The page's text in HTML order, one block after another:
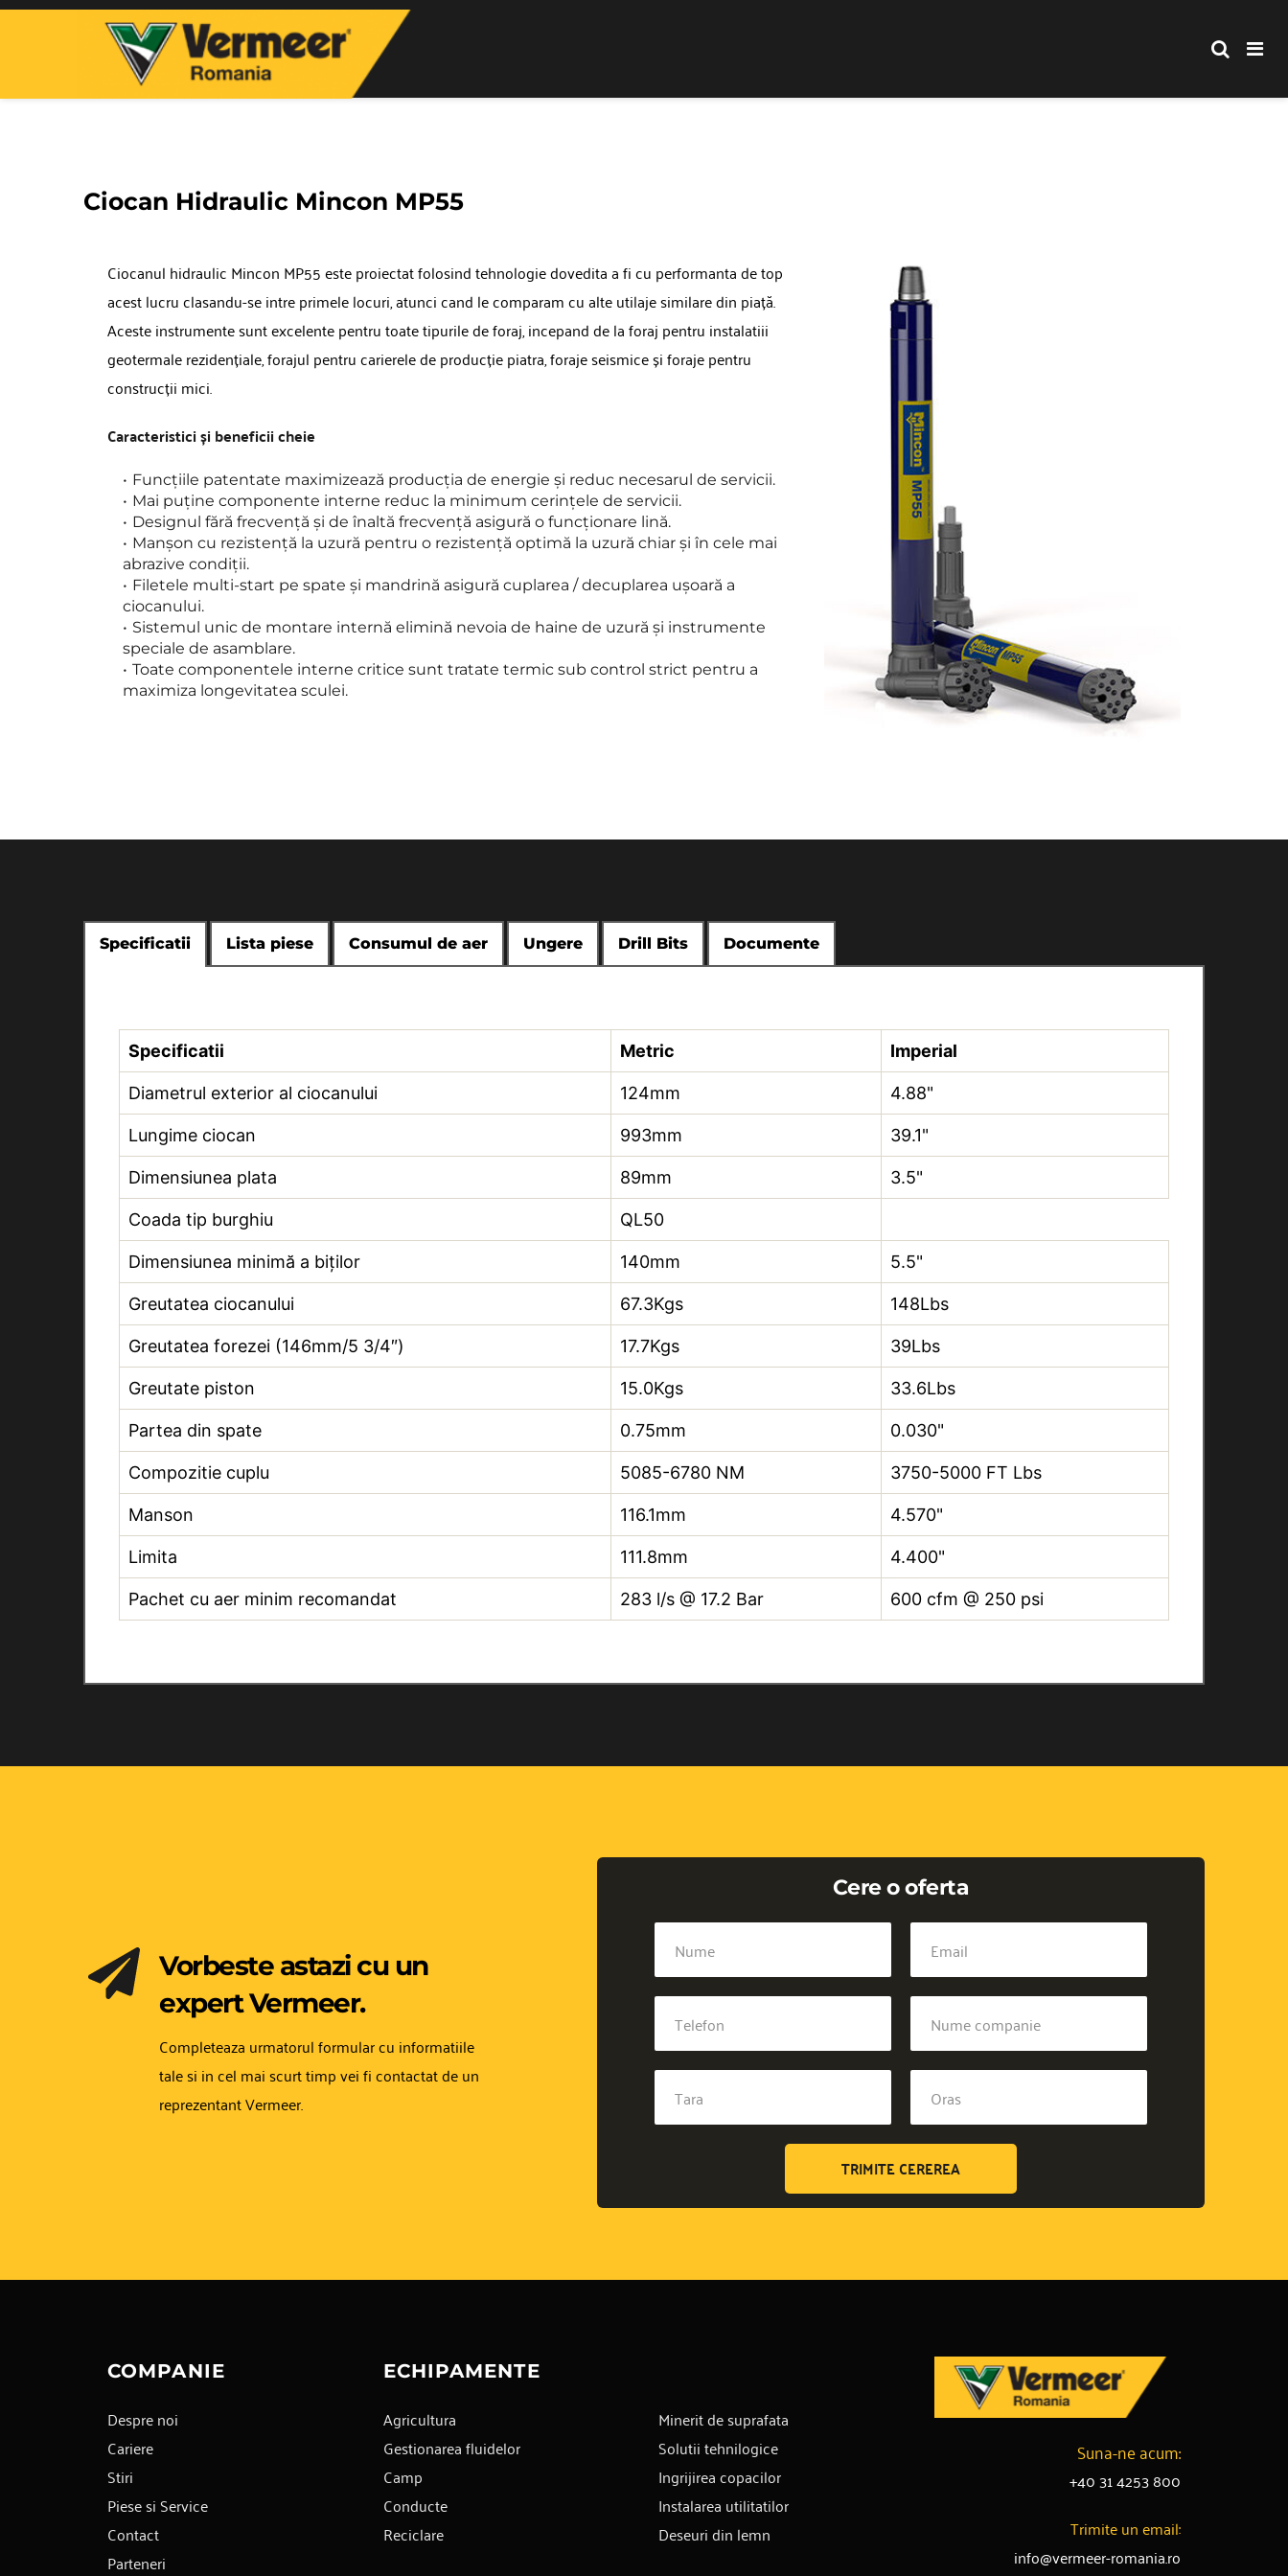
Ciocan Hidraulic Mincon MP55
Ciocanul hidraulic Mincon MP55 este proiectat folosind tehnologie dovedita a fi cu performanta de top
acest lucru clasandu-se intre primele locuri, atunci cand le comparam cu alte utilaje similare din piață.
Aceste instrumente sunt excelente pentru toate tipurile de foraj, incepand de la foraj pentru instalatiii
geotermale rezidențiale, forajul pentru carierele de producție piatra, foraje seismice și foraje pentru
construcții mici.
Caracteristici și beneficii cheie
Funcțiile patentate maximizează producția de energie și reduc necesarul de servicii.
Mai puține componente interne reduc la minimum cerințele de servicii.
Designul fără frecvență și de înaltă frecvență asigură o funcționare lină.
Manșon cu rezistență la uzură pentru o rezistență optimă la uzură chiar și în cele mai
abrazive condiții.
Filetele multi-start pe spate și mandrină asigură cuplarea / decuplarea ușoară a
ciocanului.
Sistemul unic de montare internă elimină nevoia de haine de uzură și instrumente
speciale de asamblare.
Toate componentele interne critice sunt tratate termic sub control strict pentru a
maximiza longevitatea sculei.
Specificatii Lista piese Consumul de aer Ungere Drill Bits Documente
Specificatii Metric Imperial
Diametrul exterior al ciocanului 124mm 4.88"
Lungime ciocan 993mm 39.1"
Dimensiunea plata 89mm 3.5"
Coada tip burghiu QL50
Dimensiunea minimă a biților 140mm 5.5"
Greutatea ciocanului 67.3Kgs 148Lbs
Greutatea forezei (146mm/5 3/4″) 17.7Kgs 39Lbs
Greutate piston 15.0Kgs 33.6Lbs
Partea din spate 0.75mm 0.030"
Compozitie cuplu 5085-6780 NM 3750-5000 FT Lbs
Manson 116.1mm 4.570"
Limita 111.8mm 4.400"
Pachet cu aer minim recomandat 283 l/s @ 17.2 Bar 600 cfm @ 250 psi
Vorbeste astazi cu un
expert Vermeer.
Completeaza urmatorul formular cu informatiile
tale si in cel mai scurt timp vei fi contactat de un
reprezentant Vermeer.
Cere o oferta
TRIMITE CEREREA
COMPANIE
Despre noi
Cariere
Stiri
Piese si Service
Contact
Parteneri
ECHIPAMENTE
Agricultura
Gestionarea fluidelor
Camp
Conducte
Reciclare
Minerit de suprafata
Solutii tehnilogice
Ingrijirea copacilor
Instalarea utilitatilor
Deseuri din lemn
Suna-ne acum:
+40 31 4253 800
Trimite un email:
info@vermeer-romania.ro